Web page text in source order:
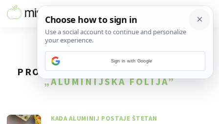
PRONAĐENO4REZULTATA ZA TAG
„ALUMINIJSKA FOLIJA”
KADA ALUMINIJ POSTAJE ŠTETAN
Sign in with Google